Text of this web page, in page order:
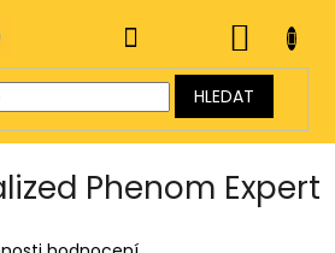
HLEDAT
KOŠÍK
Phenom Expert